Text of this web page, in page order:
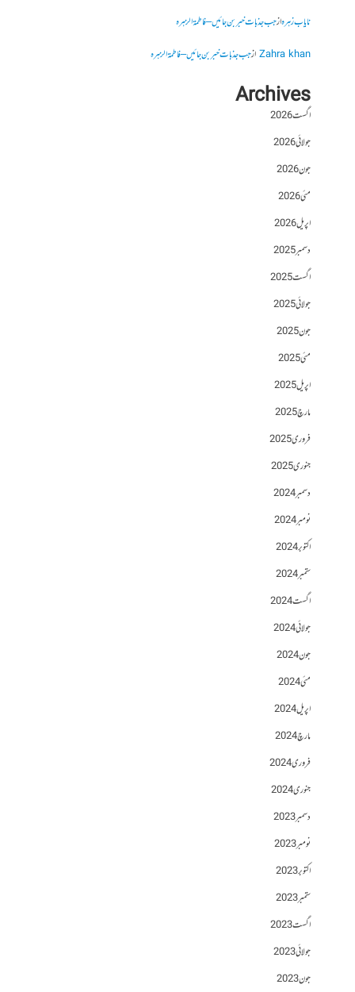
نایاب زہرہازجب جذبات خبر بن جائیں – فاطمۃالزہرہ
Zahra khanازجب جذبات خبر بن جائیں – فاطمۃالزہرہ
Archives
اگست 2026
جولائی 2026
جون 2026
مئی 2026
اپریل 2026
دسمبر 2025
اگست 2025
جولائی 2025
جون 2025
مئی 2025
اپریل 2025
مارچ 2025
فروری 2025
جنوری 2025
دسمبر 2024
نومبر 2024
اکتوبر 2024
ستمبر 2024
اگست 2024
جولائی 2024
جون 2024
مئی 2024
اپریل 2024
مارچ 2024
فروری 2024
جنوری 2024
دسمبر 2023
نومبر 2023
اکتوبر 2023
ستمبر 2023
اگست 2023
جولائی 2023
جون 2023